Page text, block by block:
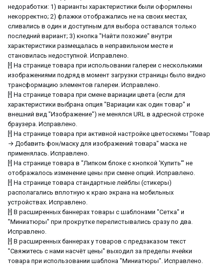
недоработки: 1) варианты характеристики были оформлены
некорректно; 2) флажки отображались не на своих местах,
сливались в один и доступным для выбора оставался только
последний вариант; 3) кнопка "Найти похожие" внутри
характеристики размещалась в неправильном месте и
становилась недоступной. Исправлено.
[!] На странице товара при испольовании галереи с несколькими
изображениями подряд в момент загрузки страницы было видно
трансформацию элементов галереи. Иcправлено.
[!] На странице товара при смене вариации цвета (если для
характеристики выбрана опция "Вариации как один товар" и
внешний вид "Изображение") не менялся URL в адресной строке
браузера. Исправлено.
[!] На странице товара при активной настройке цветосхемы "Товар
→ Добавить фон/маску для изображений товара" маска не
применялась. Исправлено.
[!] На странице товара в "Липком блоке с кнопкой 'Купить'" не
отображалось изменение цены при смене опций. Исправлено.
[!] На странице товара стандартные лейблы (стикеры)
располагались вплотную к краю экрана на мобильных
устройствах. Исправлено.
[!] В расширенных баннерах товары с шаблонами "Сетка" и
"Миниатюры" при прокрутке перелистывались сразу по два.
Исправлено.
[!] В расширенных баннерах у товаров с предзаказом текст
"Свяжитесь с нами насчёт цены" выходил за пределы ячейки
товара при использовании шаблона "Миниатюры". Исправлено.